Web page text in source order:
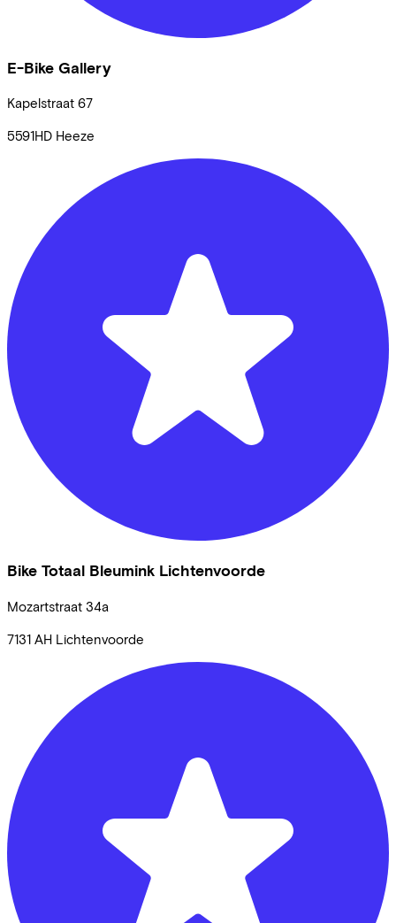
E-Bike Gallery
Kapelstraat 67
5591HD Heeze
Bike Totaal Bleumink Lichtenvoorde
Mozartstraat 34a
7131 AH Lichtenvoorde